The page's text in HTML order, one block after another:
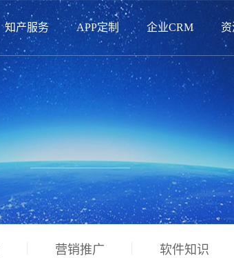
知产服务 APP定制 企业CRM
营销推广 软件知识